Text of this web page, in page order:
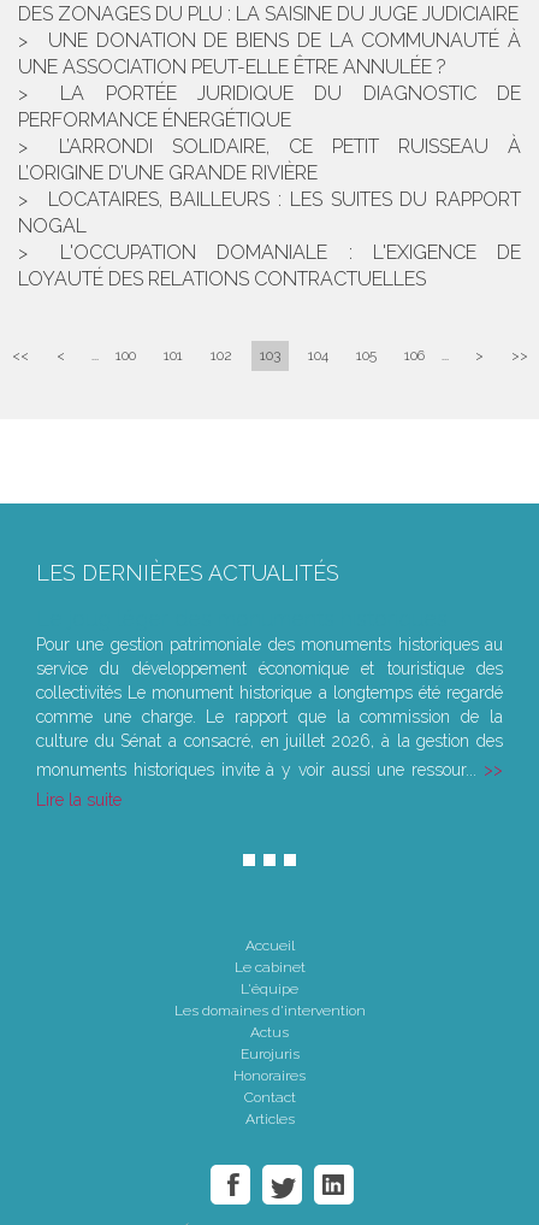
DES ZONAGES DU PLU : LA SAISINE DU JUGE JUDICIAIRE
UNE DONATION DE BIENS DE LA COMMUNAUTÉ À
UNE ASSOCIATION PEUT-ELLE ÊTRE ANNULÉE ?
LA PORTÉE JURIDIQUE DU DIAGNOSTIC DE
PERFORMANCE ÉNERGÉTIQUE
L’ARRONDI SOLIDAIRE, CE PETIT RUISSEAU À
L’ORIGINE D’UNE GRANDE RIVIÈRE
LOCATAIRES, BAILLEURS : LES SUITES DU RAPPORT
NOGAL
L'OCCUPATION DOMANIALE : L'EXIGENCE DE
LOYAUTÉ DES RELATIONS CONTRACTUELLES
<< < 100 101 102 103 104 105 106 > >>
LES DERNIÈRES ACTUALITÉS
Pour une gestion patrimoniale des monuments historiques au
service du développement économique et touristique des
collectivités Le monument historique a longtemps été regardé
comme une charge. Le rapport que la commission de la
culture du Sénat a consacré, en juillet 2026, à la gestion des
monuments historiques invite à y voir aussi une ressour...
Lire la suite
Accueil
Le cabinet
L'équipe
Les domaines d'intervention
Actus
Eurojuris
Honoraires
Contact
Articles